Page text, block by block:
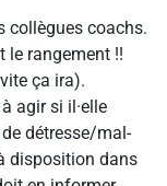
collègues coachs.
le rangement !!
ça ira).
agir si il·elle
détresse/mal-
disposition dans